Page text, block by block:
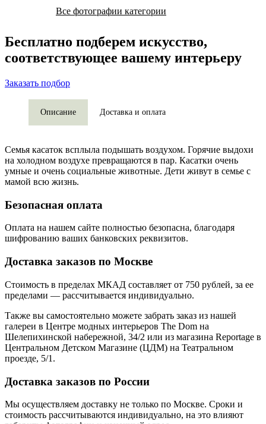
Все фотографии категории
Бесплатно подберем искусство,
соответствующее вашему интерьеру
Заказать подбор
Описание Доставка и оплата
Семья касаток всплыла подышать воздухом. Горячие выдохи
на холодном воздухе превращаются в пар. Касатки очень
умные и очень социальные животные. Дети живут в семье с
мамой всю жизнь.
Безопасная оплата
Оплата на нашем сайте полностью безопасна, благодаря
шифрованию ваших банковских реквизитов.
Доставка заказов по Москве
Стоимость в пределах МКАД составляет от 750 рублей, за ее
пределами — рассчитывается индивидуально.
Также вы самостоятельно можете забрать заказ из нашей
галереи в Центре модных интерьеров The Dom на
Шелепихинской набережной, 34/2 или из магазина Reportage в
Центральном Детском Магазине (ЦДМ) на Театральном
проезде, 5/1.
Доставка заказов по России
Мы осуществляем доставку не только по Москве. Сроки и
стоимость рассчитываются индивидуально, на это влияют